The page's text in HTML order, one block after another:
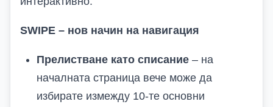
SWIPE – нов начин на навигация
Прелистване като списание – на
началната страница вече може да
избирате измежду 10-те основни